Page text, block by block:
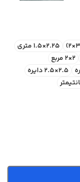
2.25×1.5 متری
2×2 مربع
2.5×2.5 دایره